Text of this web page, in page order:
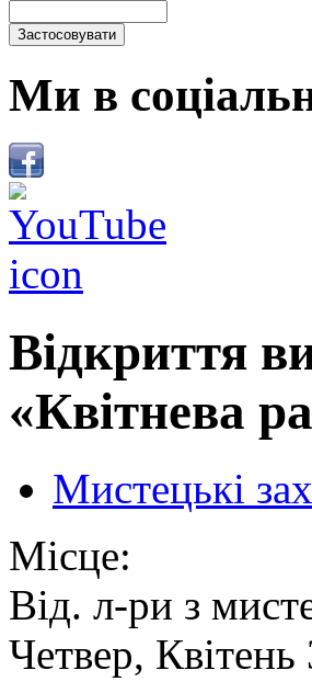
Ми в
Відкриття
«Квітнева
Мистецькі
Місце:
Від. л-ри з
Четвер,